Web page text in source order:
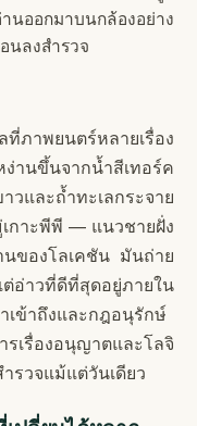
ออกมาบนกล้องอย่าง
นลงสำรวจ
ที่ภาพยนตร์หลายเรื่อง
นขึ้นจากน้ำสีเทอร์ค
และถ้ำทะเลกระจาย
กาะพีพี — แนวชายฝั่ง
นของโลเคชัน มันถ่าย
าวที่ดีที่สุดอยู่ภายใน
เข้าถึงและกฎอนุรักษ์
เรื่องอนุญาตและโลจิ
รวจแม้แต่วันเดียว